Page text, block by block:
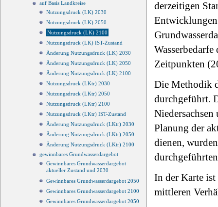
auf Basis Landkreise
Nutzungsdruck (LK) 2030
Nutzungsdruck (LK) 2050
Nutzungsdruck (LK) 2100
Nutzungsdruck (LK) IST-Zustand
Änderung Nutzungsdruck (LK) 2030
Änderung Nutzungsdruck (LK) 2050
Änderung Nutzungsdruck (LK) 2100
Nutzungsdruck (LKtr) 2030
Nutzungsdruck (LKtr) 2050
Nutzungsdruck (LKtr) 2100
Nutzungsdruck (LKtr) IST-Zustand
Änderung Nutzungsdruck (LKtr) 2030
Änderung Nutzungsdruck (LKtr) 2050
Änderung Nutzungsdruck (LKtr) 2100
gewinnbares Grundwasserdargebot
Gewinnbares Grundwasserdargebot
aktueller Zustand und 2030
Gewinnbares Grundwasserdargebot 2050
Gewinnbares Grundwasserdargebot 2100
Gewinnbares Grundwasserdargebot 2050
derzeitigen
Entwicklungen
Zeitpunkten
Die Methodik
durchgeführt.
Planung der
dienen,
In der Karte
mittleren